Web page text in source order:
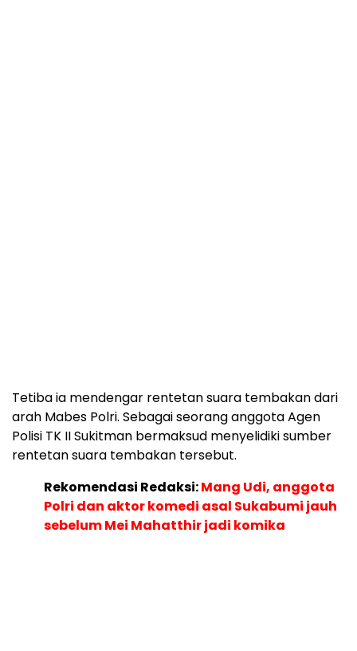
Tetiba ia mendengar rentetan suara tembakan dari
arah Mabes Polri. Sebagai seorang anggota Agen
Polisi TK II Sukitman bermaksud menyelidiki sumber
rentetan suara tembakan tersebut.
Rekomendasi Redaksi:Mang Udi, anggota
Polri dan aktor komedi asal Sukabumi jauh
sebelum Mei Mahatthir jadi komika